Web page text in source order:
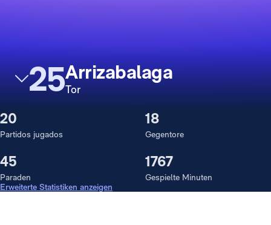
25Arrizabalaga
Tor
20
Partidos jugados
18
Gegentore
45
Paraden
1767
Gespielte Minuten
Erweiterte Statistiken anzeigen